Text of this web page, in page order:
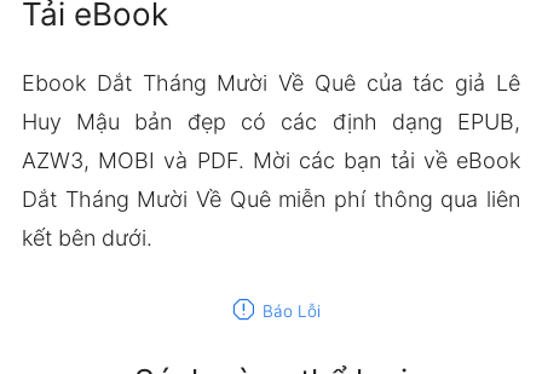
Tải eBook
Ebook Dắt Tháng Mười Về Quê của tác giả Lê
Huy Mậu bản đẹp có các định dạng EPUB,
AZW3, MOBI và PDF. Mời các bạn tải về eBook
Dắt Tháng Mười Về Quê miễn phí thông qua liên
kết bên dưới.
report Báo Lỗi